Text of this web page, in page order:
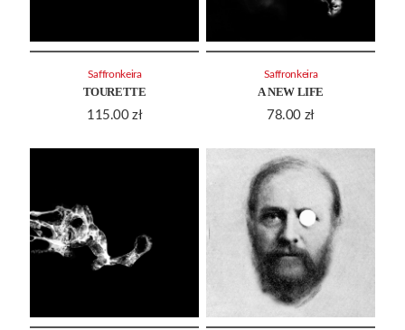
TOURETTE
115.00 zł
Saffronkeira
A NEW LIFE
78.00 zł
Saffronkeira